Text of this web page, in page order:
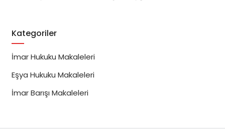
Kategoriler
İmar Hukuku Makaleleri
Eşya Hukuku Makaleleri
İmar Barışı Makaleleri